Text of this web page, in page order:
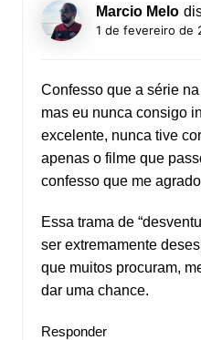
Marcio Melo
1 de fevereiro de
Confesso que a série
mas eu nunca consigo
excelente, nunca tive
apenas o filme que
confesso que me
Essa trama de
ser extremamente
que muitos procuram,
dar uma chance.
Responder